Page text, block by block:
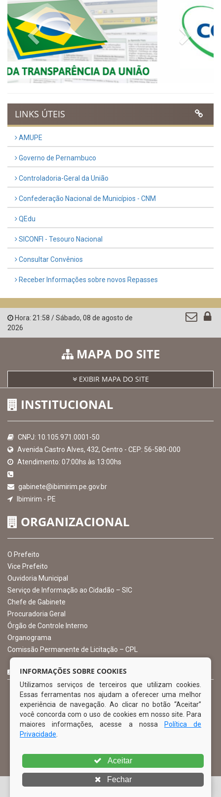
Publicado em: 9 de março de 2026
VER TODAS NOTÍCIAS
UTILIDADE PÚBLICA
Previous Next
LINKS ÚTEIS
QEdu
Consultar Convênios
Hora:
2026
MAPA DO SITE
INSTITUCIONAL
Atendimento: 07:00hs às 13:00hs
gabinete@ibimirim.pe.gov.br
Ibimirim - PE
ORGANIZACIONAL
O Prefeito
Vice Prefeito
Ouvidoria Municipal
Serviço de Informação ao Cidadão – SIC
Chefe de Gabinete
Procuradoria Geral
Órgão de Controle Interno
Organograma
CURTA NOSSA FAN PAGE
INFORMAÇÕES SOBRE COOKIES
Utilizamos serviços de terceiros que utilizam cookies.
Essas ferramentas nos ajudam a oferecer uma melhor
experiência de navegação. Ao clicar no botão “Aceitar”
você concorda com o uso de cookies em nosso site. Para
maiores informações, acesse a nossa
Política de
Privacidade
Aceitar
Fechar